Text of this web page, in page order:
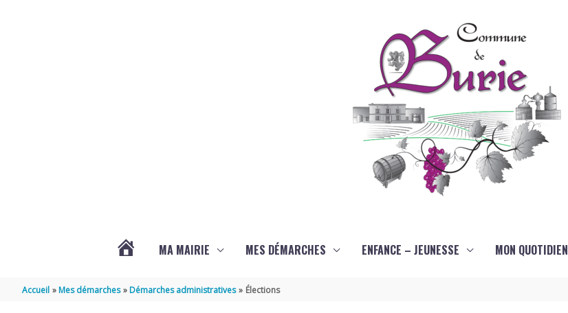
MA MAIRIE MES DÉMARCHES ENFANCE – JEUNESSE MON QUOTIDIEN
Accueil Mes démarches Démarches administratives Élections